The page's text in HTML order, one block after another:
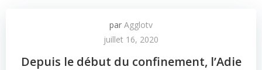
par Agglotv
juillet 16, 2020
Depuis le début du confinement, l’Adie